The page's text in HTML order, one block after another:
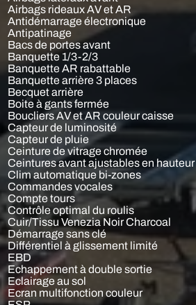
Airbags rideaux AV et AR
Antidémarrage électronique
Antipatinage
Bacs de portes avant
Banquette 1/3-2/3
Banquette AR rabattable
Banquette arrière 3 places
Becquet arrière
Boite à gants fermée
Boucliers AV et AR couleur caisse
Capteur de luminosité
Capteur de pluie
Ceinture de vitrage chromée
Ceintures avant ajustables en hauteur
Clim automatique bi-zones
Commandes vocales
Compte tours
Contrôle optimal du roulis
Cuir/Tissu Venezia Noir Charcoal
Démarrage sans clé
Différentiel à glissement limité
EBD
Echappement à double sortie
Eclairage au sol
Ecran multifonction couleur